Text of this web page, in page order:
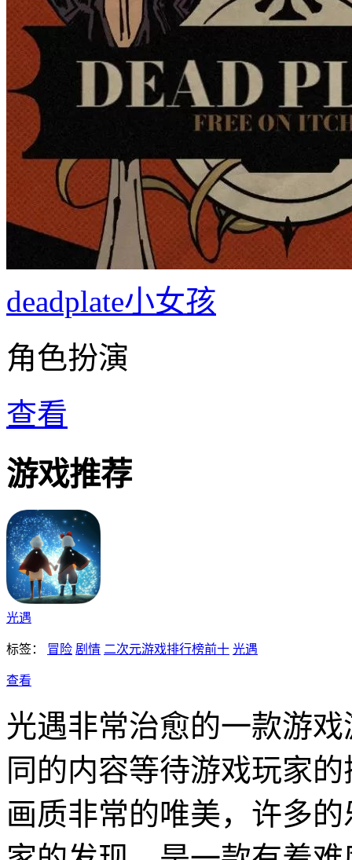
deadplate小女孩
角色扮演
查看
游戏推荐
光遇
标签： 冒险 剧情 二次元游戏排行榜前十 光遇
查看
光遇非常治愈的一款游
同的内容等待游戏玩家
画质非常的唯美，许多